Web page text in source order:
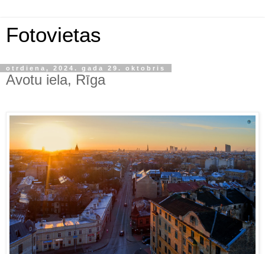
Fotovietas
otrdiena, 2024. gada 29. oktobris
Avotu iela, Rīga